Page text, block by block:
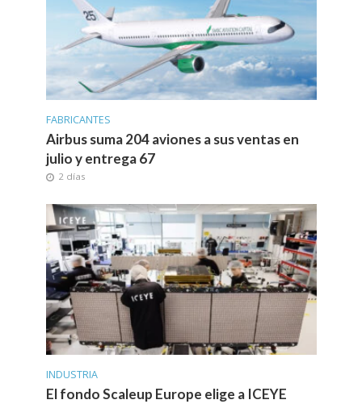
FABRICANTES
Airbus suma 204 aviones a sus ventas en
julio y entrega 67
2 días
INDUSTRIA
El fondo Scaleup Europe elige a ICEYE